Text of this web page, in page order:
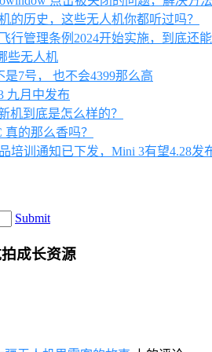
的历史，这些无人机你都听过吗？
行管理条例2024开始实施，到底还
些无人机
是7号， 也不会4399那么高
九月中发布
到底是怎么样的？
的那么香吗？
培训通知已下发，Mini 3有望4.28发
Submit
成长资源